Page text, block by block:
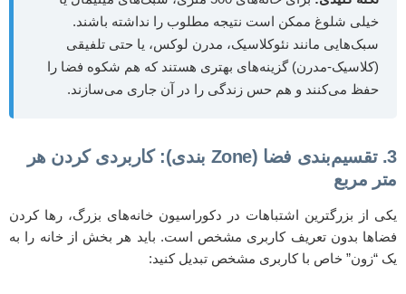
خیلی شلوغ ممکن است نتیجه مطلوب را نداشته باشند.
سبک‌هایی مانند نئوکلاسیک، مدرن لوکس، یا حتی تلفیقی
(کلاسیک-مدرن) گزینه‌های بهتری هستند که هم شکوه فضا را
حفظ می‌کنند و هم حس زندگی را در آن جاری می‌سازند.
3. تقسیم‌بندی فضا (Zone بندی): کاربردی کردن هر
متر مربع
یکی از بزرگترین اشتباهات در دکوراسیون خانه‌های بزرگ، رها کردن
فضاها بدون تعریف کاربری مشخص است. باید هر بخش از خانه را به
یک “زون” خاص با کاربری مشخص تبدیل کنید: